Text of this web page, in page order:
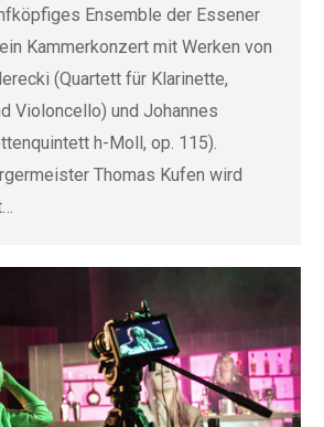
Ensemble der Essener
Kammerkonzert mit Werken von
(Quartett für Klarinette,
Violoncello) und Johannes
h-Moll, op. 115).
Thomas Kufen wird